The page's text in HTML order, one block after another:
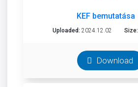
KEF bemutatása
Uploaded: 2024.12.02 Size:
Download